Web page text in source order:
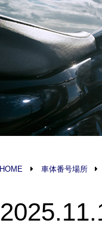
HOME 車体番号場所